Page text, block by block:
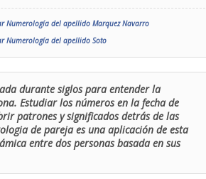
Numerología del apellido Marquez Navarro
Numerología del apellido Soto
durante siglos para entender la
Estudiar los números en la fecha de
patrones y significados detrás de las
de pareja es una aplicación de esta
entre dos personas basada en sus